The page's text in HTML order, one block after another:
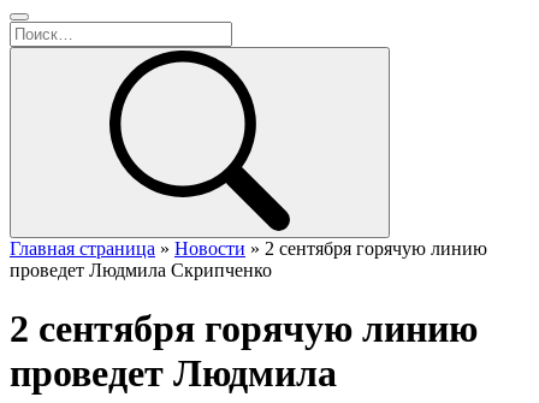
Главная страница » Новости » 2 сентября горячую линию
проведет Людмила Скрипченко
2 сентября горячую линию
проведет Людмила